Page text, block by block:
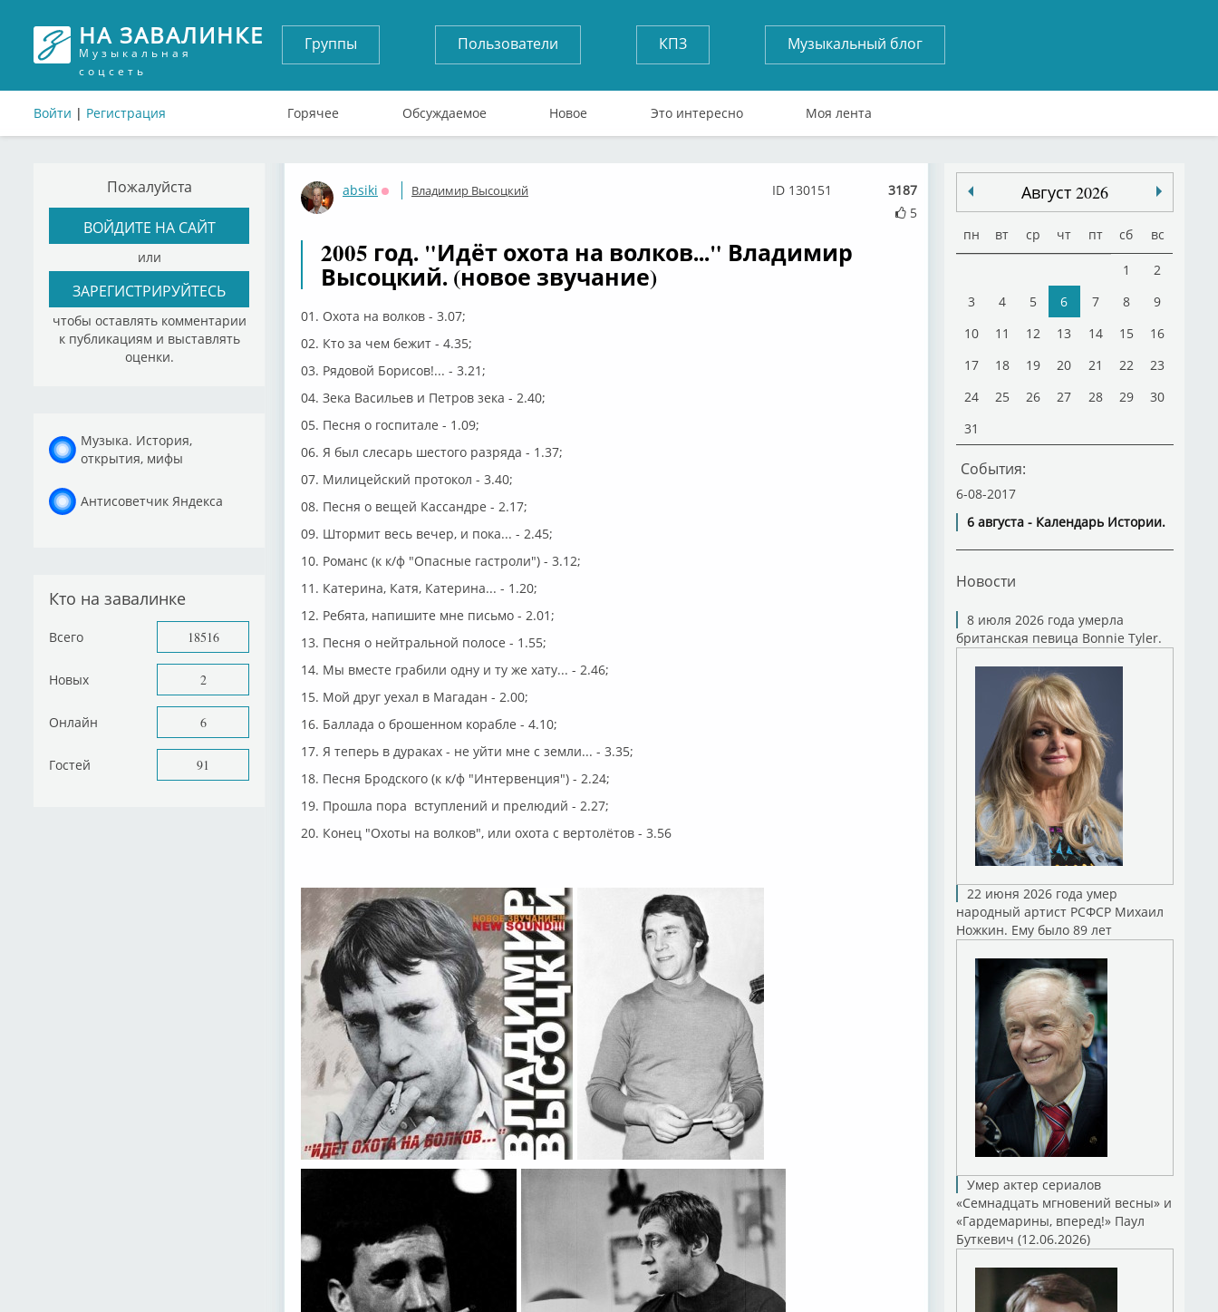
НА ЗАВАЛИНКЕ
Музыкальная
соцсеть
Войти | Регистрация
Группы Пользователи КПЗ Музыкальный блог
Горячее Обсуждаемое Новое Это интересно Моя лента
Пожалуйста
ВОЙДИТЕ НА САЙТ
или
ЗАРЕГИСТРИРУЙТЕСЬ
чтобы оставлять комментарии
к публикациям и выставлять
оценки.
Музыка. История,
открытия, мифы
Антисоветчик Яндекса
Кто на завалинке
Всего 18516
Новых 2
Онлайн 6
Гостей 91
absiki
Оффлайн
Владимир Высоцкий
3187
5
ID 130151
2005 год. "Идёт охота на волков..." Владимир
Высоцкий. (новое звучание)
01. Охота на волков - 3.07;
02. Кто за чем бежит - 4.35;
03. Рядовой Борисов!... - 3.21;
04. Зека Васильев и Петров зека - 2.40;
05. Песня о госпитале - 1.09;
06. Я был слесарь шестого разряда - 1.37;
07. Милицейский протокол - 3.40;
08. Песня о вещей Кассандре - 2.17;
09. Штормит весь вечер, и пока... - 2.45;
10. Романс (к к/ф "Опасные гастроли") - 3.12;
11. Катерина, Катя, Катерина... - 1.20;
12. Ребята, напишите мне письмо - 2.01;
13. Песня о нейтральной полосе - 1.55;
14. Мы вместе грабили одну и ту же хату... - 2.46;
15. Мой друг уехал в Магадан - 2.00;
16. Баллада о брошенном корабле - 4.10;
17. Я теперь в дураках - не уйти мне с земли... - 3.35;
18. Песня Бродского (к к/ф "Интервенция") - 2.24;
19. Прошла пора вступлений и прелюдий - 2.27;
20. Конец "Охоты на волков", или охота с вертолётов - 3.56
Август 2026
пн вт ср чт пт сб вс
1
2
3
4 5 6 7 8
9
10
11 12 13 14 15
16
17
18 19 20 21 22
23
24
25 26 27 28 29
30
31
События:
6-08-2017
6 августа - Календарь Истории.
Новости
8 июля 2026 года умерла
британская певица Bonnie Tyler.
22 июня 2026 года умер
народный артист РСФСР Михаил
Ножкин. Ему было 89 лет
Умер актер сериалов
«Семнадцать мгновений весны» и
«Гардемарины, вперед!» Паул
Буткевич (12.06.2026)